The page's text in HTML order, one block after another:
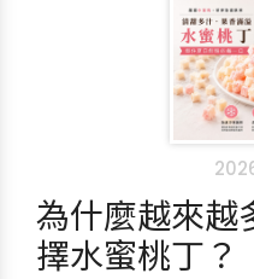
為什麼越來越
擇水蜜桃丁？